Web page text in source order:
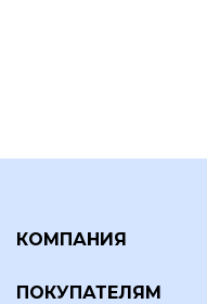
КОМПАНИЯ
ПОКУПАТЕЛЯМ